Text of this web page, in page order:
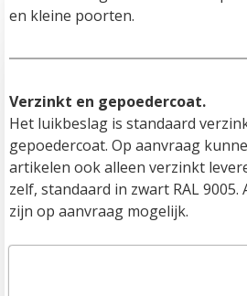
en kleine poorten.
Verzinkt en gepoedercoat.
Het luikbeslag is standaard
gepoedercoat. Op aanvraag
artikelen ook alleen verzinkt
zelf, standaard in zwart RAL 9005.
zijn op aanvraag mogelijk.